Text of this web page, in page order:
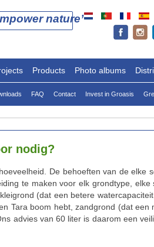
nature’
Products Photo albums
FAQ Contact Invest in Groasis
nodig?
De behoeften van de
te maken voor elk grondtype,
(dat een betere
Tara boom hebt, zandgrond (dat
advies van 60 liter is daarom een